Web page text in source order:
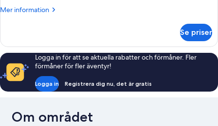
Mer information
Mer
Deluxe
-
viss
havsutsikt
Se priser
Logga in för att se aktuella rabatter och förmåner. Fler
förmåner för fler äventyr!
Logga in Registrera dig nu, det är gratis
Om området